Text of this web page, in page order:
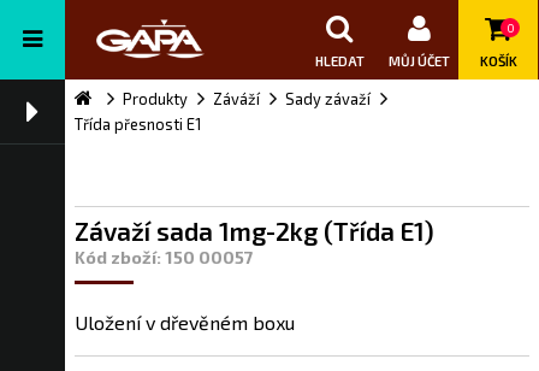
HLEDAT MŮJ ÚČET
0
KOŠÍK
Produkty Záváží
Sady závaží
Třída přesnosti E1
Závaží sada 1mg-2kg (Třída E1)
Kód zboží: 150 00057
Uložení v dřevěném boxu